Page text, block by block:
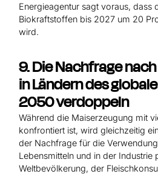
Energieagentur sagt voraus, dass
Biokraftstoffen bis 2027 um 20
wird.
9. Die Nachfrage
in Ländern des
2050 verdoppeln
Während die Maiserzeugung mit
konfrontiert ist, wird gleichzeitig
der Nachfrage für die
Lebensmitteln und in der Industrie
Weltbevölkerung, der